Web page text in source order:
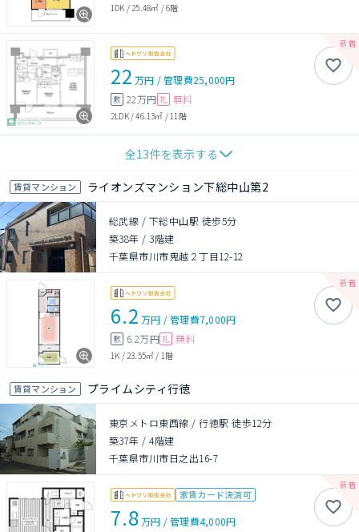
1DK / 25.48㎡ /6階
22 万円 /管理費25,000円
敷 22万円 礼 無料
2LDK/46.13㎡ /11階
全13件を表示する
賃貸マンション ライオンズマンション下総中山第2
総武線 / 下総中山駅 徒歩5分
築38年 / 3階建
千葉県市川市鬼越２丁目12-12
6.2 万円 /管理費7,000円
敷 6.2万円 礼 無料
1K /23.55㎡ / 1階
賃貸マンション プライムシティ行徳
東京メトロ東西線 / 行徳駅 徒歩12分
築37年 /4階建
千葉県市川市日之出16-7
家賃カード決済可
7.8万円 /管理費4,000円